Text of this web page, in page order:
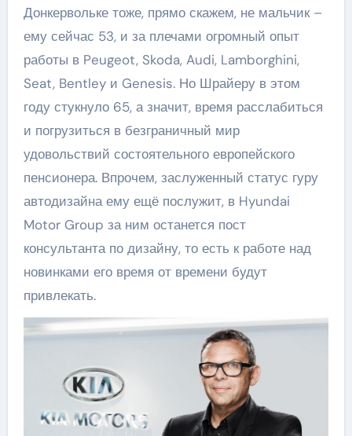
Донкервольке тоже, прямо скажем, не мальчик –
ему сейчас 53, и за плечами огромный опыт
работы в Peugeot, Skoda, Audi, Lamborghini,
Seat, Bentley и Genesis. Но Шрайеру в этом
году стукнуло 65, а значит, время расслабиться
и погрузиться в безграничный мир
удовольствий состоятельного европейского
пенсионера. Впрочем, заслуженный статус гуру
автодизайна ему ещё послужит, в Hyundai
Motor Group за ним останется пост
консультанта по дизайну, то есть к работе над
новинками его время от времени будут
привлекать.